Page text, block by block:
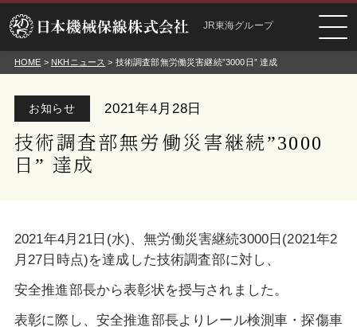
JR東海グループ
HOME > NKHニュース > 技術調査部無労働災害継続”3000日” 達成
お知らせ 2021年4月28日
技術調査部無労働災害継続”3000
日” 達成
2021年4月21日(水)、無労働災害継続3000日(2021年2
月27日時点)を達成した技術調査部に対し、
安全推進部長から表彰状を授与されました。
表彰に際し、安全推進部長よりレール検測車・探傷車